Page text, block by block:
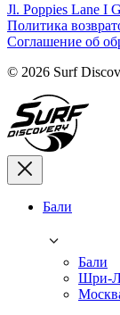
Jl. Poppies Lane I
Политика
Соглашение об
© 2026 Surf
Бали
Бали
Шри-